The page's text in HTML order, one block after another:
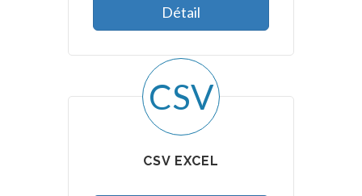
Détail
CSV
CSV EXCEL